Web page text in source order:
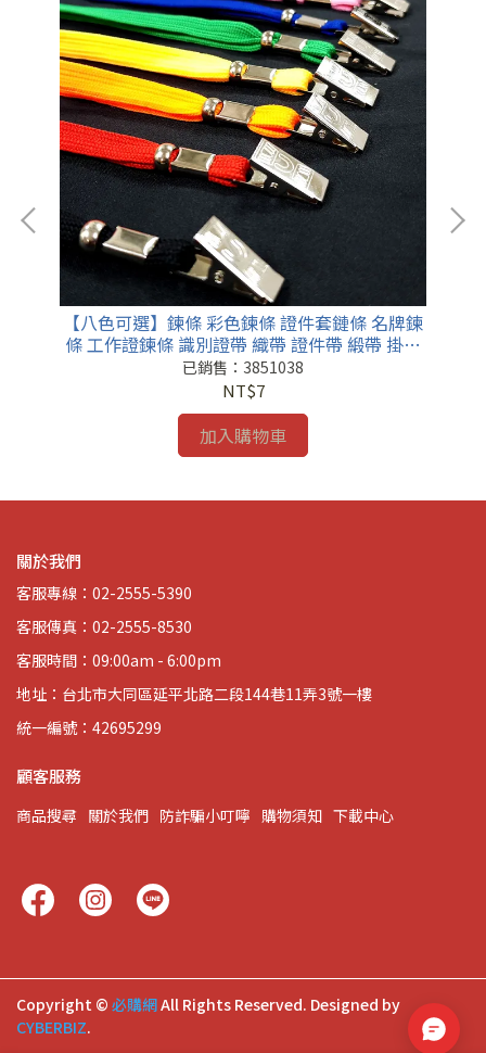
【八色可選】鍊條 彩色鍊條 證件套鏈條 名牌鍊
條 工作證鍊條 識別證帶 織帶 證件帶 緞帶 掛繩
走馬帶
已銷售：3851038
NT$7
加入購物車
關於我們
客服專線：02-2555-5390
客服傳真：02-2555-8530
客服時間：09:00am - 6:00pm
地址：台北市大同區延平北路二段144巷11弄3號一樓
統一編號：42695299
顧客服務
商品搜尋 關於我們 防詐騙小叮嚀 購物須知 下載中心
Copyright © 必購網All Rights Reserved. Designed by
CYBERBIZ.